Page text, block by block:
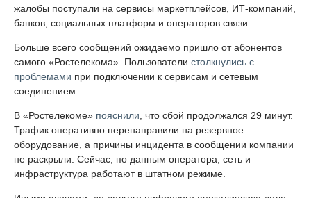
жалобы поступали на сервисы маркетплейсов, ИТ-компаний,
банков, социальных платформ и операторов связи.
Больше всего сообщений ожидаемо пришло от абонентов
самого «Ростелекома». Пользователи столкнулись с
проблемами при подключении к сервисам и сетевым
соединением.
В «Ростелекоме» пояснили , что сбой продолжался 29 минут.
Трафик оперативно перенаправили на резервное
оборудование, а причины инцидента в сообщении компании
не раскрыли. Сейчас, по данным оператора, сеть и
инфраструктура работают в штатном режиме.